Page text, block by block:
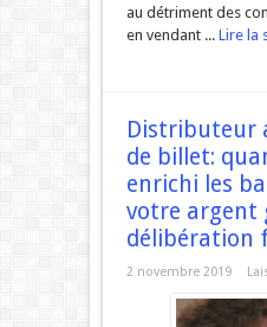
au détriment des
en vendant ... Lire la
Distributeur
de billet:
enrichi les
votre argent
délibération
2 novembre 2019